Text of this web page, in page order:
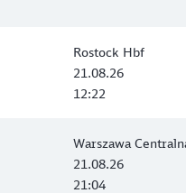
Rostock Hbf
21.08.26
12:22
Warszawa
21.08.26
21:04